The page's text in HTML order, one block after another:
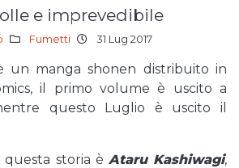
e imprevedibile
Fumetti 31 Lug 2017
un manga shonen distribuito in
il primo volume è uscito a
questo Luglio è uscito il
storia è Ataru Kashiwagi,